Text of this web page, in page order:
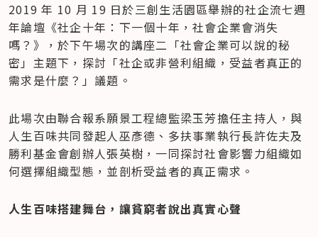
2019 年 10 月 19 日於三創生活園區舉辦的社企流七週
年論壇《社企十年：下一個十年，社會企業會消失
嗎？》，於下午場次的講座二「社會企業可以說的秘
密」主題下，探討「社企或非營利組織，受益者真正的
需求是什麼？」議題。
此場次由聯合報系願景工程總監梁玉芳擔任主持人，與
人生百味共同發起人巫彥德、多扶事業執行長許佐夫及
勝利基金會創辦人張英樹，一同探討社會影響力組織如
何選擇組織型態，並剖析受益者的真正需求。
人生百味搭建舞台，讓貧窮者說出真實心聲